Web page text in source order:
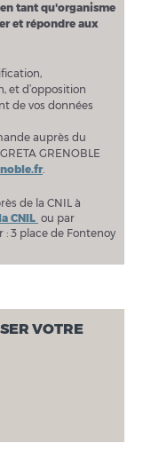
tant qu'organisme
et répondre aux
et d’opposition
de vos données
auprès du
GRENOBLE
.
de la CNIL à
CNIL ou par
: 3 place de Fontenoy
VOTRE